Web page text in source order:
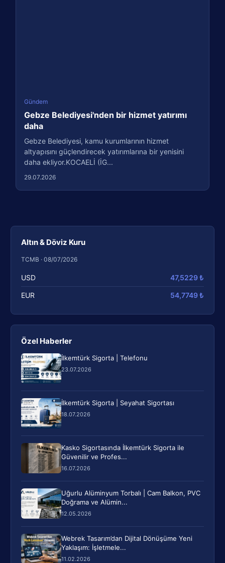
Altın & Döviz Kuru
TCMB · 08/07/2026
USD 47,5229 ₺
EUR 54,7749 ₺
Özel Haberler
İlkemtürk Sigorta | Telefonu
23.07.2026
İlkemtürk Sigorta | Seyahat Sigortası
18.07.2026
Kasko Sigortasında İlkemtürk Sigorta ile
Güvenilir ve Profes...
16.07.2026
Uğurlu Alüminyum Torbalı | Cam Balkon, PVC
Doğrama ve Alümin...
12.05.2026
Webrek Tasarım’dan Dijital Dönüşüme Yeni
Yaklaşım: İşletmele...
11.02.2026
Gündem
Gebze Belediyesi'nden bir hizmet yatırımı
daha
Gebze Belediyesi, kamu kurumlarının hizmet
altyapısını güçlendirecek yatırımlarına bir yenisini
daha ekliyor.KOCAELİ (İG...
29.07.2026